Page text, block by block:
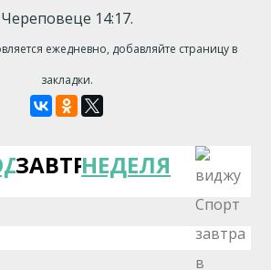
Череповеце 14:17.
ежедневно, добавляйте страницу в
закладки.
ЗАВТРАНЕДЕЛЯ